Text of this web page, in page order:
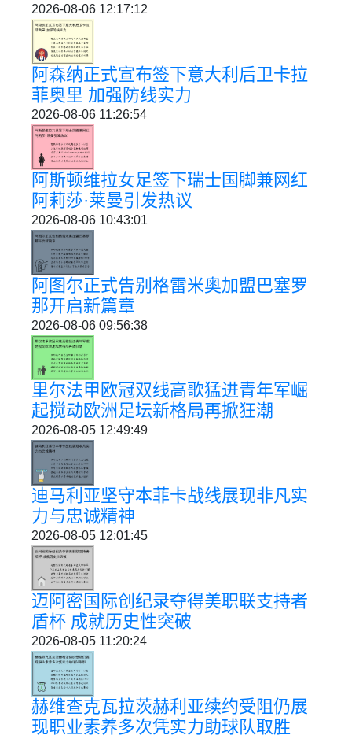
2026-08-06 12:17:12
阿森纳正式宣布签下意大利后卫卡拉
菲奥里 加强防线实力
2026-08-06 11:26:54
阿斯顿维拉女足签下瑞士国脚兼网红
阿莉莎·莱曼引发热议
2026-08-06 10:43:01
阿图尔正式告别格雷米奥加盟巴塞罗
那开启新篇章
2026-08-06 09:56:38
里尔法甲欧冠双线高歌猛进青年军崛
起搅动欧洲足坛新格局再掀狂潮
2026-08-05 12:49:49
迪马利亚坚守本菲卡战线展现非凡实
力与忠诚精神
2026-08-05 12:01:45
迈阿密国际创纪录夺得美职联支持者
盾杯 成就历史性突破
2026-08-05 11:20:24
赫维查克瓦拉茨赫利亚续约受阻仍展
现职业素养多次凭实力助球队取胜